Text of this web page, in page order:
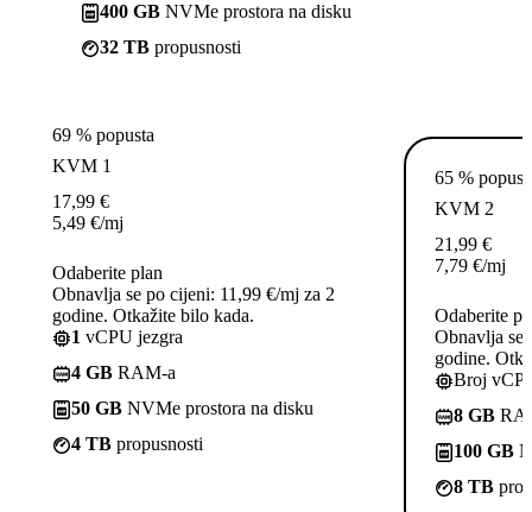
400 GB NVMe prostora na disku
32 TB propusnosti
69 % popusta
KVM 1
17,99 €
5,49 €/mj
Odaberite plan
Obnavlja se po cijeni: 11,99 €/mj za 2
godine. Otkažite bilo kada.
1 vCPU jezgra
4 GB RAM-a
50 GB NVMe prostora na disku
4 TB propusnosti
65 %
KVM 2
21,99 €
7,79 €/mj
Odaberite
Obnavlja se
godine.
Broj
8 GB
100 GB
8 TB